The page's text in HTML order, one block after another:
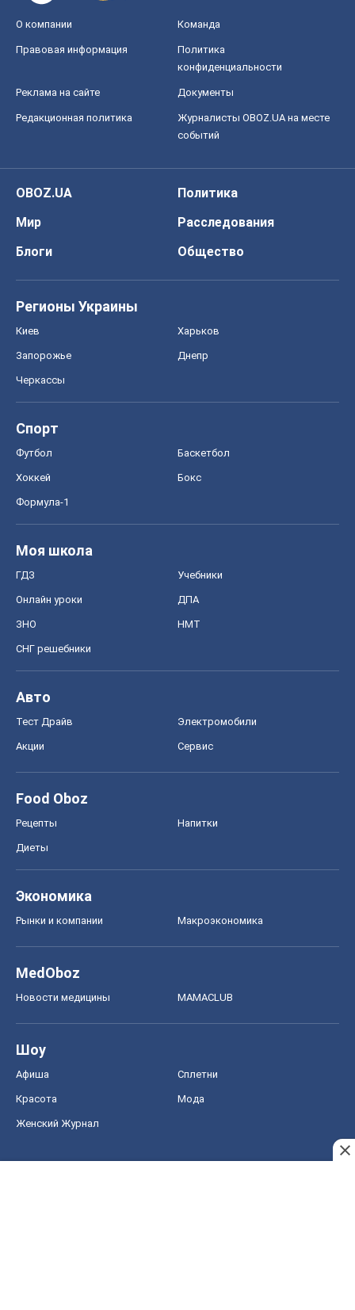
О компании Команда
Правовая информация
Политика
конфиденциальности
Реклама на сайте Документы
Редакционная политика
Журналисты OBOZ.UA на месте
событий
OBOZ.UA
Политика
Мир
Расследования
Блоги
Общество
Регионы Украины
Киев Харьков
Запорожье Днепр
Черкассы
Спорт
Футбол Баскетбол
Хоккей Бокс
Формула-1
Моя школа
ГДЗ Учебники
Онлайн уроки ДПА
ЗНО НМТ
СНГ решебники
Авто
Тест Драйв Электромобили
Акции Сервис
Food Oboz
Рецепты Напитки
Диеты
Экономика
Рынки и компании Mакроэкономика
MedOboz
Новости медицины MAMACLUB
Шоу
Афиша Сплетни
Красота Мода
Женский Журнал